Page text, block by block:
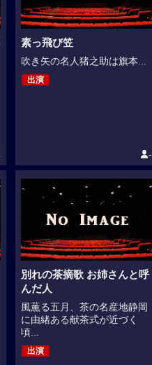
素っ飛び笠
吹き矢の名人猪之助は旗本...
出演
-
別れの茶摘歌 お姉さんと呼
んだ人
風薫る五月、茶の名産地静岡
に由緒ある献茶式が近づく
頃...
出演